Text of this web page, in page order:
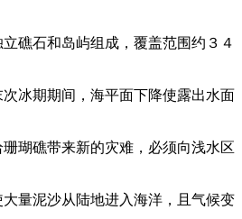
礁石和岛屿组成，覆盖范围约３４
冰期期间，海平面下降使露出水面
瑚礁带来新的灾难，必须向浅水区
量泥沙从陆地进入海洋，且气候变